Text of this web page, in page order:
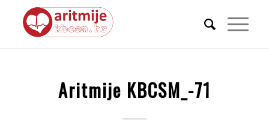
Aritmije KBCSM_-71